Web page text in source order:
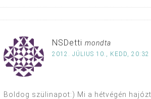
NSDetti mondta
2012. JÚLIUS 10., KEDD, 20:32
Boldog szülinapot:) Mi a hétvégén